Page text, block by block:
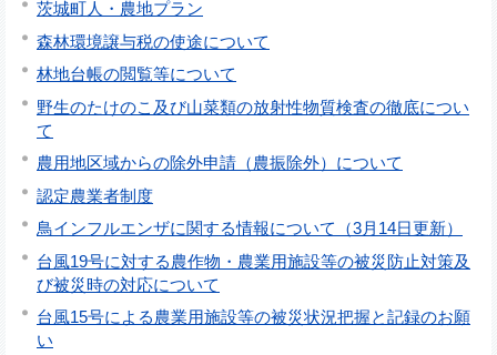
茨城町人・農地プラン
森林環境譲与税の使途について
林地台帳の閲覧等について
野生のたけのこ及び山菜類の放射性物質検査の徹底につい
て
農用地区域からの除外申請（農振除外）について
認定農業者制度
鳥インフルエンザに関する情報について（3月14日更新）
台風19号に対する農作物・農業用施設等の被災防止対策及
び被災時の対応について
台風15号による農業用施設等の被災状況把握と記録のお願
い